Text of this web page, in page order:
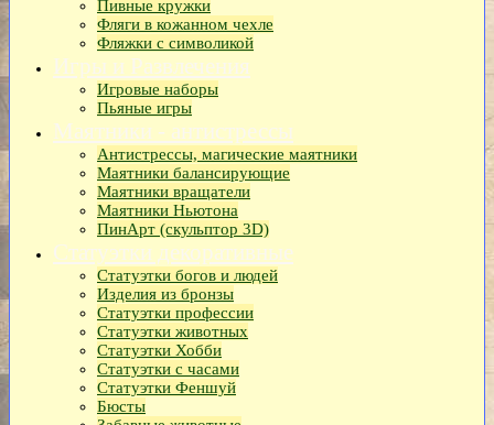
Пивные кружки
Фляги в кожанном чехле
Фляжки с символикой
Игры и Развлечения
Игровые наборы
Пьяные игры
Маятники - антистрессы
Антистрессы, магические маятники
Маятники балансирующие
Маятники вращатели
Маятники Ньютона
ПинАрт (скульптор 3D)
Статуэтки декоративные
Статуэтки богов и людей
Изделия из бронзы
Статуэтки профессии
Статуэтки животных
Статуэтки Хобби
Статуэтки с часами
Статуэтки Феншуй
Бюсты